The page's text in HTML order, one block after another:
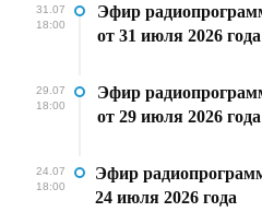
31.07
18:00
Эфир
от 31 июля 2026 года
29.07
18:00
Эфир
от 29 июля 2026 года
24.07
18:00
Эфир
24 июля 2026 года